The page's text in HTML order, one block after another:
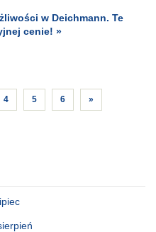
w Deichmann. Te
cenie! »
4 5 6 »